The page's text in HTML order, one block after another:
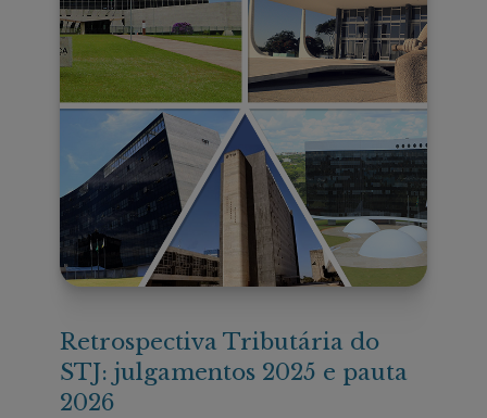
Retrospectiva Tributária do
STJ: julgamentos 2025 e pauta
2026